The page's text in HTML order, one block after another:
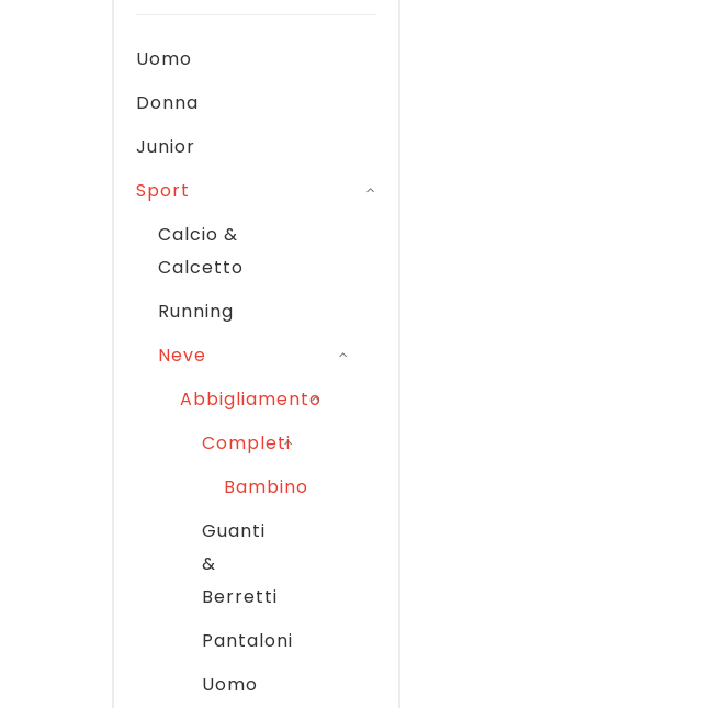
Uomo
Donna
Junior
Sport
Calcio &
Calcetto
Running
Neve
Abbigliamento
Completi
Bambino
Guanti
&
Berretti
Pantaloni
Uomo